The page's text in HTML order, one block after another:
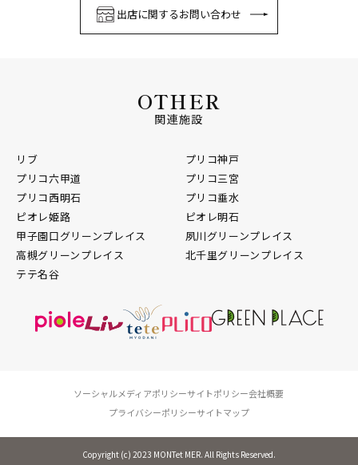
出店に関するお問い合わせ
OTHER
関連施設
リブ
プリコ神戸
プリコ六甲道
プリコ三宮
プリコ西明石
プリコ垂水
ピオレ姫路
ピオレ明石
甲子園口グリーンプレイス
夙川グリーンプレイス
高槻グリーンプレイス
北千里グリーンプレイス
テテ名谷
ソーシャルメディアポリシーサイトポリシー会社概要
プライバシーポリシーサイトマップ
Copyright (c) 2023 MONTet MER. All Rights Reserved.